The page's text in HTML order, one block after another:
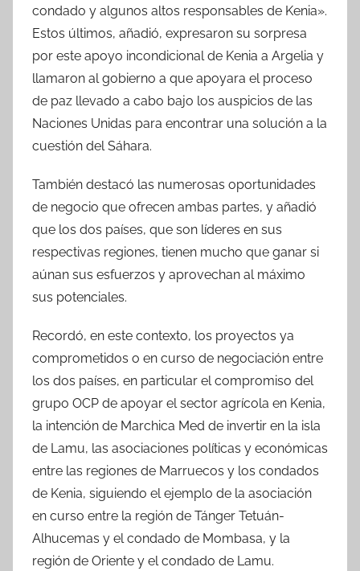
condado y algunos altos responsables de Kenia».
Estos últimos, añadió, expresaron su sorpresa
por este apoyo incondicional de Kenia a Argelia y
llamaron al gobierno a que apoyara el proceso
de paz llevado a cabo bajo los auspicios de las
Naciones Unidas para encontrar una solución a la
cuestión del Sáhara.
También destacó las numerosas oportunidades
de negocio que ofrecen ambas partes, y añadió
que los dos países, que son líderes en sus
respectivas regiones, tienen mucho que ganar si
aúnan sus esfuerzos y aprovechan al máximo
sus potenciales.
Recordó, en este contexto, los proyectos ya
comprometidos o en curso de negociación entre
los dos países, en particular el compromiso del
grupo OCP de apoyar el sector agrícola en Kenia,
la intención de Marchica Med de invertir en la isla
de Lamu, las asociaciones políticas y económicas
entre las regiones de Marruecos y los condados
de Kenia, siguiendo el ejemplo de la asociación
en curso entre la región de Tánger Tetuán-
Alhucemas y el condado de Mombasa, y la
región de Oriente y el condado de Lamu.